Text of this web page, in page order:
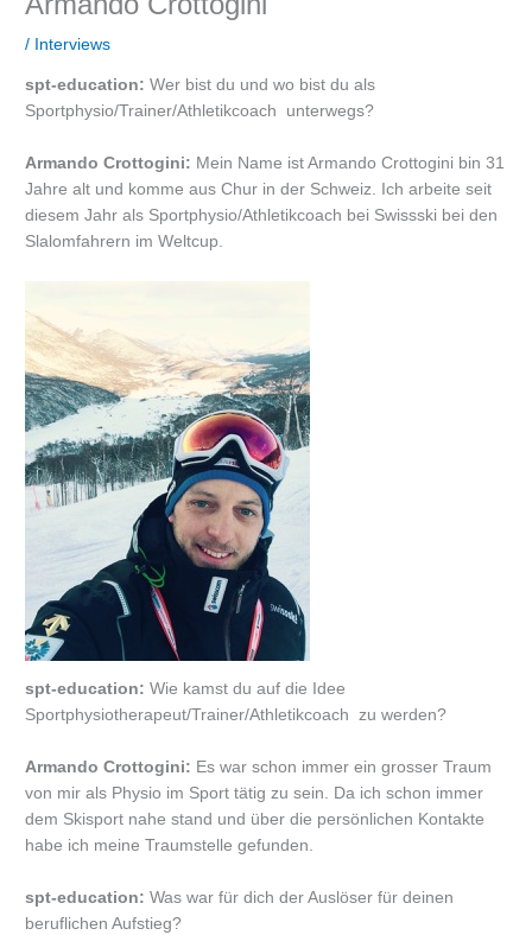
/ Interviews
spt-education:Wer bist du und wo bist du als
Sportphysio/Trainer/Athletikcoach unterwegs?
Armando Crottogini: Mein Name ist Armando Crottogini bin 31
Jahre alt und komme aus Chur in der Schweiz. Ich arbeite seit
diesem Jahr als Sportphysio/Athletikcoach bei Swissski bei den
Slalomfahrern im Weltcup.
spt-education:Wie kamst du auf die Idee
Sportphysiotherapeut/Trainer/Athletikcoach zu werden?
Armando Crottogini: Es war schon immer ein grosser Traum
von mir als Physio im Sport tätig zu sein. Da ich schon immer
dem Skisport nahe stand und über die persönlichen Kontakte
habe ich meine Traumstelle gefunden.
spt-education:Was war für dich der Auslöser für deinen
beruflichen Aufstieg?